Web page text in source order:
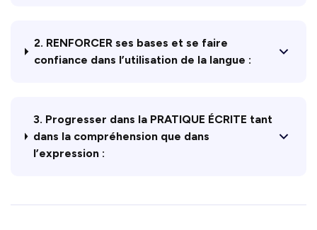
2. RENFORCER ses bases et se faire
confiance dans l’utilisation de la langue :
3. Progresser dans la PRATIQUE ÉCRITE tant
dans la compréhension que dans
l’expression :